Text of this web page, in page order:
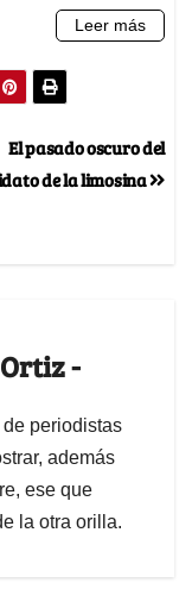
El pasado oscuro del
de la limosina
-
periodistas
además
ese que
la otra orilla.